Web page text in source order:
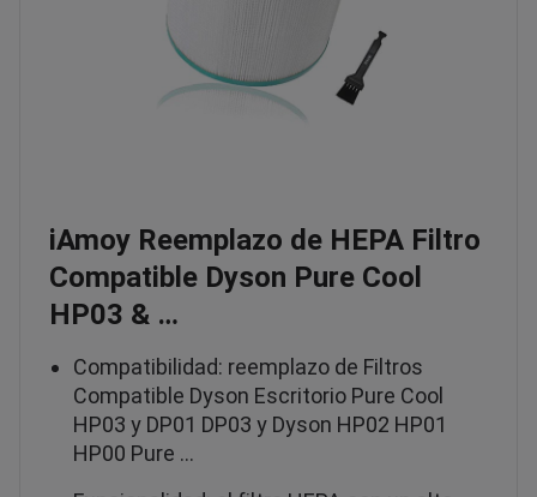
iAmoy Reemplazo de HEPA Filtro
Compatible Dyson Pure Cool
HP03 & …
Compatibilidad: reemplazo de Filtros
Compatible Dyson Escritorio Pure Cool
HP03 y DP01 DP03 y Dyson HP02 HP01
HP00 Pure …